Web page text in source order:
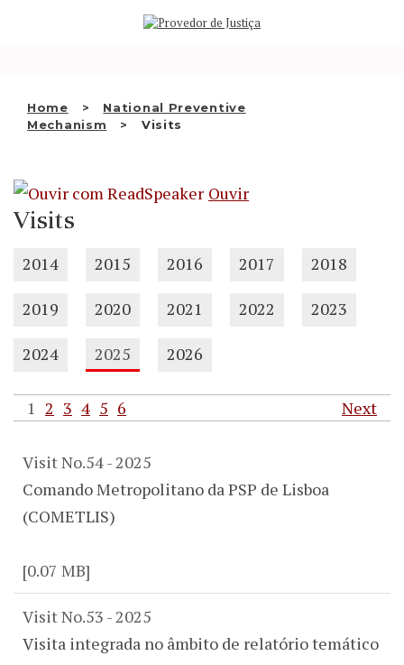
Home
National Preventive
Mechanism
Visits
WHO WE ARE
INSTITUTION
EN
Ouvir
Visits
2014 2015 2016 2017 2018
2019 2020 2021 2022 2023
2024 2025 2026
1 2 3 4 5 6 Next
Visit No.54 - 2025
Comando Metropolitano da PSP de Lisboa
(COMETLIS)
[0.07 MB]
Visit No.53 - 2025
Visita integrada no âmbito de relatório temático